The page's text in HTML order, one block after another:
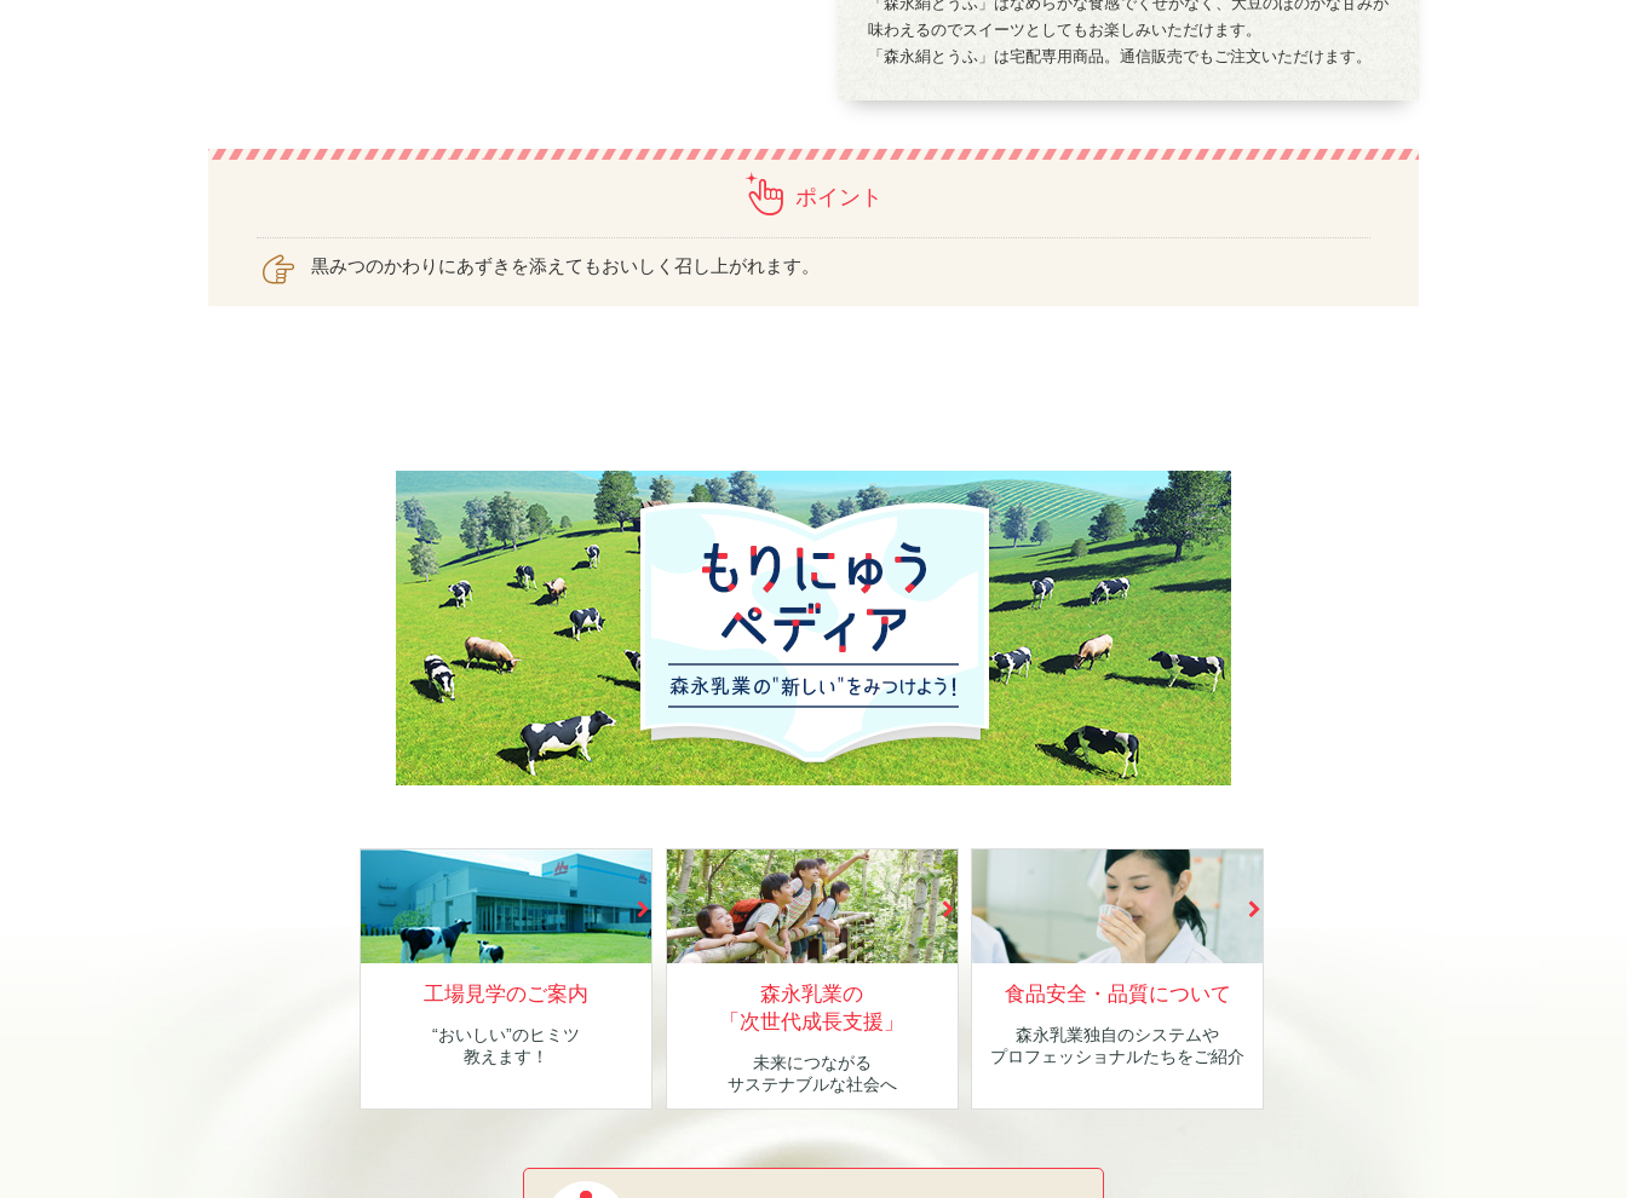
味わえるのでスイーツとしてもお楽しみいただけます。
「森永絹とうふ」は宅配専用商品。通信販売でもご注文いただけます。
ポイント
黒みつのかわりにあずきを添えてもおいしく召し上がれます。
工場見学のご案内
“おいしい”のヒミツ
教えます！
森永乳業の
「次世代成長支援」
未来につながる
サステナブルな社会へ
食品安全・品質について
森永乳業独自のシステムや
プロフェッショナルたちをご紹介